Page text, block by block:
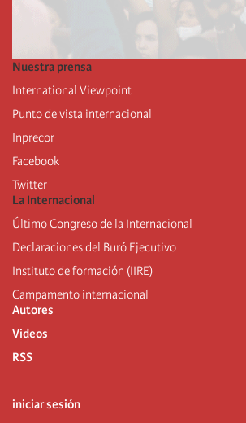
Nuestra prensa
International Viewpoint
Punto de vista internacional
Inprecor
Facebook
Twitter
La Internacional
Último Congreso de la Internacional
Declaraciones del Buró Ejecutivo
Instituto de formación (IIRE)
Campamento internacional
Autores
Videos
RSS
iniciar sesión